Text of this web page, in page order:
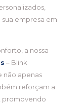
empresa em
a nossa
– Blink
não apenas
reforçam a
promovendo